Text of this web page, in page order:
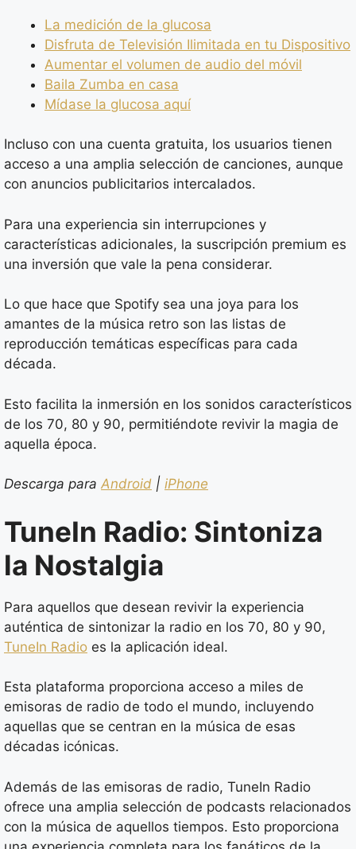
La medición de la glucosa
Disfruta de Televisión Ilimitada en tu Dispositivo
Aumentar el volumen de audio del móvil
Baila Zumba en casa
Mídase la glucosa aquí
Incluso con una cuenta gratuita, los usuarios tienen
acceso a una amplia selección de canciones, aunque
con anuncios publicitarios intercalados.
Para una experiencia sin interrupciones y
características adicionales, la suscripción premium es
una inversión que vale la pena considerar.
Lo que hace que Spotify sea una joya para los
amantes de la música retro son las listas de
reproducción temáticas específicas para cada
década.
Esto facilita la inmersión en los sonidos característicos
de los 70, 80 y 90, permitiéndote revivir la magia de
aquella época.
Descarga para Android | iPhone
TuneIn Radio: Sintoniza
la Nostalgia
Para aquellos que desean revivir la experiencia
auténtica de sintonizar la radio en los 70, 80 y 90,
TuneIn Radio es la aplicación ideal.
Esta plataforma proporciona acceso a miles de
emisoras de radio de todo el mundo, incluyendo
aquellas que se centran en la música de esas
décadas icónicas.
Además de las emisoras de radio, TuneIn Radio
ofrece una amplia selección de podcasts relacionados
con la música de aquellos tiempos. Esto proporciona